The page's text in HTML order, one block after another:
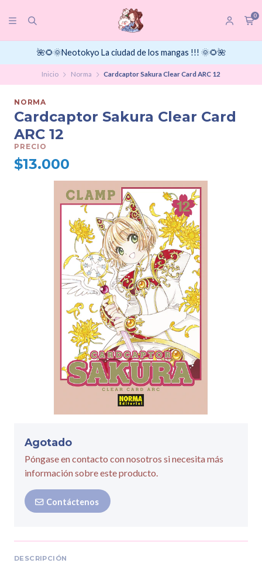
0
🌺🌻🌞Neotokyo La ciudad de los mangas !!! 🌞🌻🌺
Inicio Norma Cardcaptor Sakura Clear Card ARC 12
NORMA
Cardcaptor Sakura Clear Card
ARC 12
PRECIO
$13.000
Agotado
Póngase en contacto con nosotros si necesita más
información sobre este producto.
Contáctenos
DESCRIPCIÓN